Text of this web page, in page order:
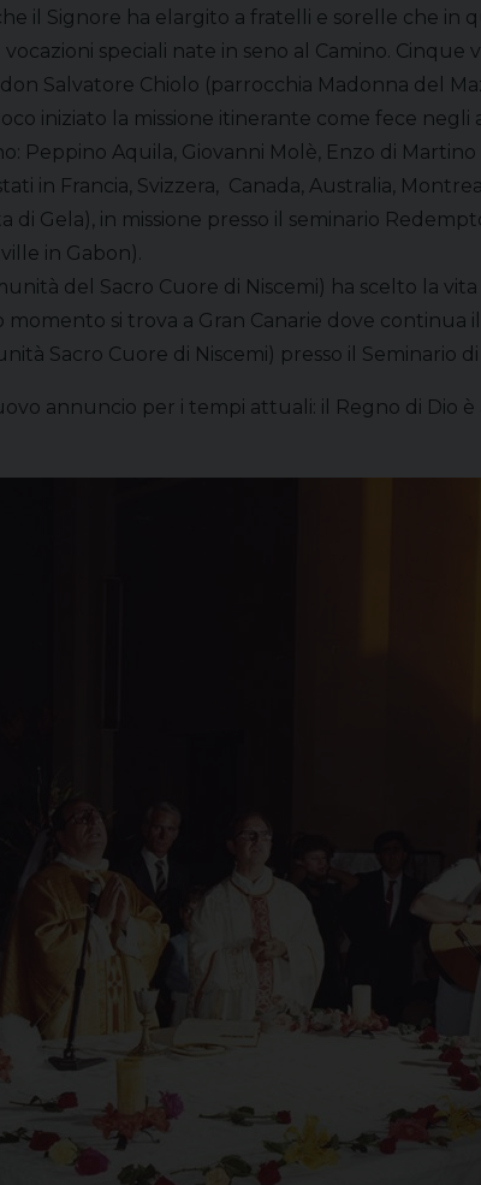
il Signore ha elargito a fratelli e sorelle che in
speciali nate in seno al Camino. Cinque
Salvatore Chiolo (parrocchia Madonna del
iniziato la missione itinerante come fece negli
Aquila, Giovanni Molè, Enzo di Martino
in Francia, Svizzera, Canada, Australia,
di Gela), in missione presso il seminario
in Gabon).
del Sacro Cuore di Niscemi) ha scelto la
si trova a Gran Canarie dove continua
Sacro Cuore di Niscemi) presso il Seminario
annuncio per i tempi attuali: il Regno di Dio è